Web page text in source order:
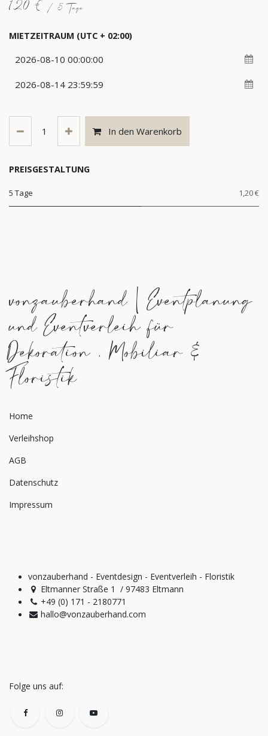
1,20 € / 5 Tage
MIETZEITRAUM (UTC + 02:00)
In den Warenkorb
PREISGESTALTUNG
5 Tage 1,20 €
vonzauberhand | Eventplanung
und Eventverleih für
Dekoration , Mobiliar &
Floristik
Home
Verleihshop
AGB
Datenschutz
Impressum
vonzauberhand - Eventdesign - Eventverleih - Floristik
Eltmanner Straße 1 / 97483 Eltmann
+49 (0) 171 - 2180771
hallo@vonzauberhand.com
Folge uns auf: